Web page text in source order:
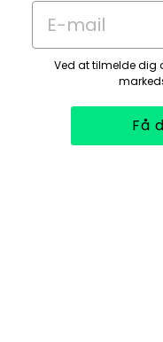
E-mail
Ved at tilmelde dig
Få